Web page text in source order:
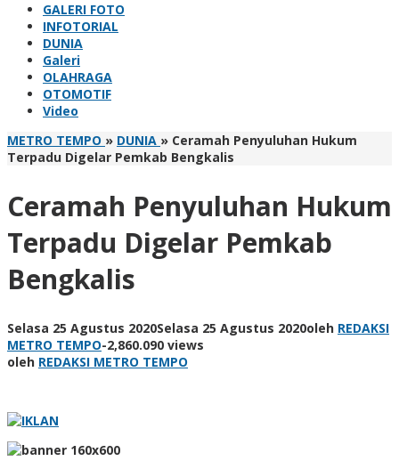
GALERI FOTO
INFOTORIAL
DUNIA
Galeri
OLAHRAGA
OTOMOTIF
Video
METRO TEMPO » DUNIA » Ceramah Penyuluhan Hukum
Terpadu Digelar Pemkab Bengkalis
Ceramah Penyuluhan Hukum
Terpadu Digelar Pemkab
Bengkalis
Selasa 25 Agustus 2020Selasa 25 Agustus 2020oleh REDAKSI
METRO TEMPO-2,860.090 views
oleh REDAKSI METRO TEMPO